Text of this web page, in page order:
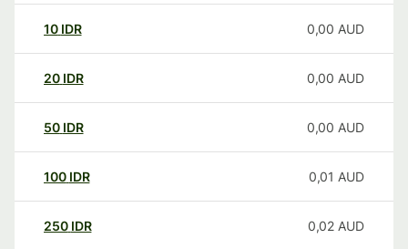
10 IDR 0,00 AUD
20 IDR 0,00 AUD
50 IDR 0,00 AUD
100 IDR 0,01 AUD
250 IDR 0,02 AUD